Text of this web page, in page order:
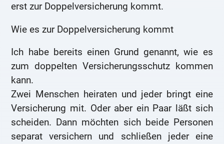
erst zur Doppelversicherung kommt.
Wie es zur Doppelversicherung kommt
Ich habe bereits einen Grund genannt, wie es
zum doppelten Versicherungsschutz kommen
kann.
Zwei Menschen heiraten und jeder bringt eine
Versicherung mit. Oder aber ein Paar läßt sich
scheiden. Dann möchten sich beide Personen
separat versichern und schließen jeder eine